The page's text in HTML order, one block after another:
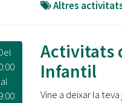
Altres
al
Activitats
Infantil
Vine a deixar la